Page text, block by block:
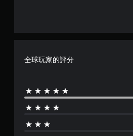
全球玩家的評分